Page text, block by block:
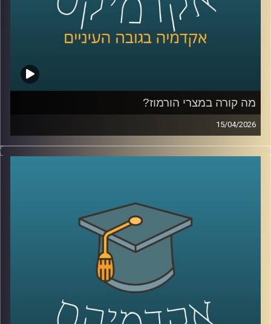
שינוי עמוק בזהות של דור שלם?
היום נדבר עם יונתן דייויס, סגן נשיא לקשרי חוץ וראש בית
הספר הבינלאומי ע״ש רפאל רקנאטי באוניברסיטת רייכמן,
מהשירות כחייל בודד בצנחנים, דרך שליחויות ברחבי העולם,
בברית המועצות לשעבר, בקייפטאון, בוסטון ורומא ועד
לעבודה יומיומית עם אלפי סטודנטים בינלאומיים, הוא רואה
מקרוב איך העולם משתנה, ואיך צעירים יהודים מקבלים
החלטות שמעצבות את העתיד שלהם.
אז מה באמת קורה היום בקמפוסים?
AudioVersity
מה קורה במצרי הורמוז?
15/04/2026
בשבועות האחרונים אנחנו שומעים אמירות דרמטיות סביב
מצרי הורמוז, דיבורים על מצור, איומים מצד איראן, ואפילו
אבל מה שמעניין הוא שלא צריך מלחמה בפועל כדי להזיז את
העולם, מספיק חשש.
איך מעבר ימי יחסית קטן מצליח להשפיע על מחירי האנרגיה,
על שרשראות אספקה, ובסוף גם על יוקר המחיה של כולנו?
ולמה גם מדינות שלא תלויות בו ישירות, עדיין מושפעות מכל
מה שקורה שם?